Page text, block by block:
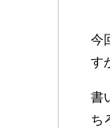
今
す
書
ち